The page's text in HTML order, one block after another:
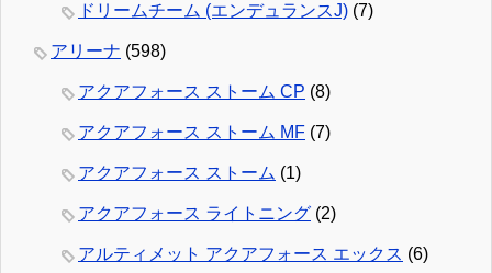
ドリームチーム (エンデュランスJ) (7)
アリーナ (598)
アクアフォース ストーム CP (8)
アクアフォース ストーム MF (7)
アクアフォース ストーム (1)
アクアフォース ライトニング (2)
アルティメット アクアフォース エックス (6)